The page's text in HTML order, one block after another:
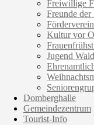
Freiwillige
Freunde der
Kultur vor
Jugend
Domberghalle
Gemeindezentrum
Tourist-Info